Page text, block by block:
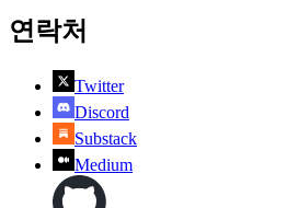
연락처
Twitter
Discord
Substack
Medium